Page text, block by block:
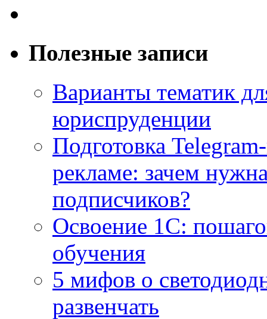
Полезные записи
Варианты тематик
юриспруденции
Подготовка
рекламе: зачем
подписчиков?
Освоение 1С:
обучения
5 мифов о
развенчать